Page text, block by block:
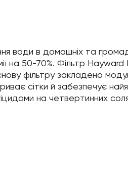
води в домашніх та
на 50-70%. Фільтр
фільтру закладено
сітки й забезпечує
на четвертинних